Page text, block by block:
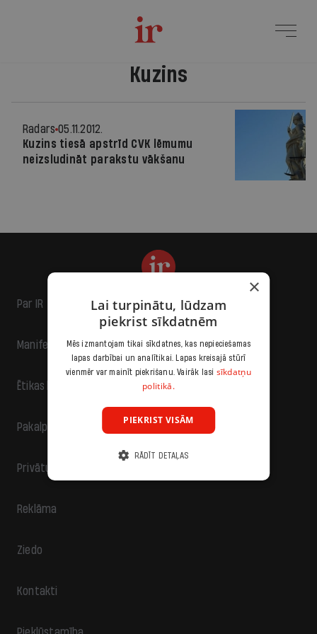
Kuzins
Radars 05.11.2012.
Kuzins tiesā apstrīd CVK lēmumu
neizsludināt parakstu vākšanu
Par IR
Manifests
Ētikas kodekss
Pakalpojumu sniegšanas noteikumi
Privātuma politika
Reklāma
Ziedo
Kontakti
×
Lai turpinātu, lūdzam
piekrist sīkdatnēm
Mēs izmantojam tikai sīkdatnes, kas nepieciešamas
lapas darbībai un analītikai. Lapas kreisajā stūrī
vienmēr var mainīt piekrišanu. Vairāk lasi sīkdatņu
politikā.
PIEKRIST VISĀM
RĀDĪT DETAĻAS